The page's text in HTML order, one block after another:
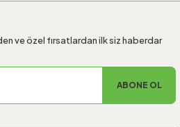
ve özel fırsatlardan ilk siz haberdar
ABONE OL